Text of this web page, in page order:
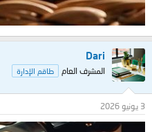
Dari
المشرف العام طاقم الإدارة
3 يونيو 2026